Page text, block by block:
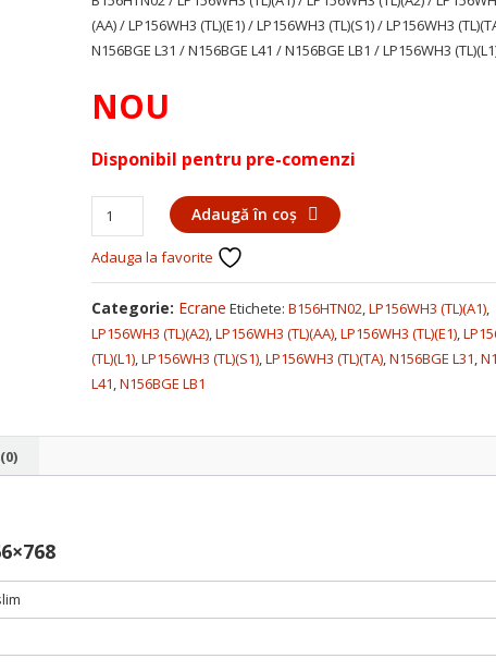
(AA) / LP156WH3 (TL)(E1) / LP156WH3 (TL)(S1) / LP156WH3
N156BGE L31 / N156BGE L41 / N156BGE LB1 / LP156WH3
NOU
Disponibil pentru pre-comenzi
Cantitate
Display
laptop
15.6
LED
slim
40
pini
Adaugă în coș
Adauga la favorite
Categorie: Ecrane Etichete:B156HTN02,LP156WH3 (TL)(A1),
LP156WH3 (TL)(A2),LP156WH3 (TL)(AA),LP156WH3 (TL)(E1),
(TL)(L1),LP156WH3 (TL)(S1),LP156WH3 (TL)(TA),N156BGE L31,
L41,N156BGE LB1